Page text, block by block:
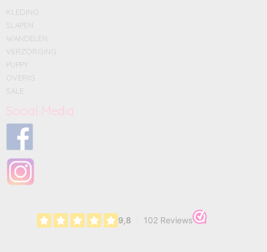
KLEDING
SLAPEN
WANDELEN
VERZORGING
PUPPY
OVERIG
SALE
Social Media